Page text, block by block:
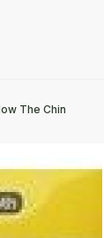
The Chin